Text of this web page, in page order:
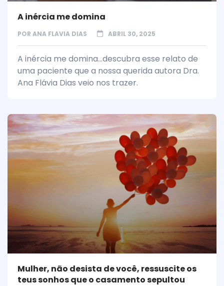
A inércia me domina
POR ANA FLAVIA DIAS ABRIL 30, 2025
A inércia me domina...descubra esse relato de
uma paciente que a nossa querida autora Dra.
Ana Flávia Dias veio nos trazer.
Mulher, não desista de você, ressuscite os
teus sonhos que o casamento sepultou